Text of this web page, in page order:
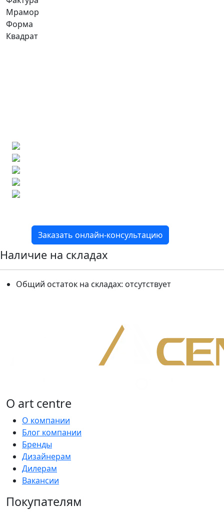
Мрамор
Форма
Квадрат
Заказать онлайн-консультацию
Наличие на складах
Общий остаток на складах: отсутствует
О art centre
О компании
Блог компании
Бренды
Дизайнерам
Дилерам
Вакансии
Покупателям